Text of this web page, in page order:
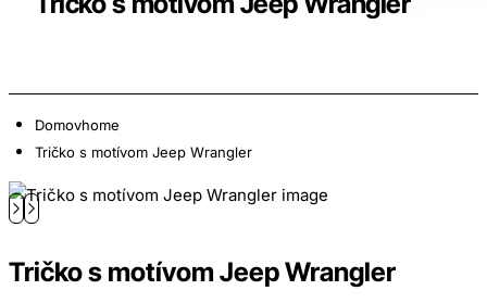
Domovhome
Tričko s motívom Jeep Wrangler
Tričko s motívom Jeep Wrangler